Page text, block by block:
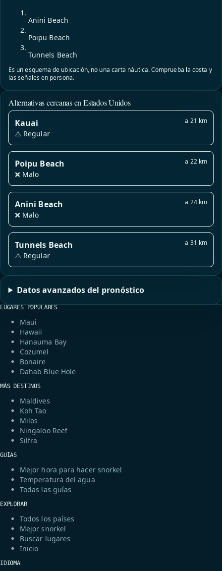
Anini Beach
Poipu Beach
Tunnels Beach
Es un esquema de ubicación, no una carta náutica. Comprueba la costa y
las señales en persona.
Alternativas cercanas en Estados Unidos
Kauai a 21 km
⚠️ Regular
Poipu Beach a 22 km
❌ Malo
Anini Beach a 24 km
❌ Malo
Tunnels Beach a 31 km
⚠️ Regular
Datos avanzados del pronóstico
LUGARES POPULARES
Maui
Hawaii
Hanauma Bay
Cozumel
Bonaire
Dahab Blue Hole
MÁS DESTINOS
Maldives
Koh Tao
Milos
Ningaloo Reef
Silfra
GUÍAS
Mejor hora para hacer snorkel
Temperatura del agua
Todas las guías
EXPLORAR
Todos los países
Mejor snorkel
Buscar lugares
Inicio
IDIOMA